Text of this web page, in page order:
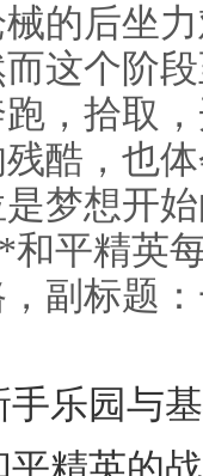
的后坐
这个阶
，拾取
酷，也
梦想开
平精英
副标题
乐园与